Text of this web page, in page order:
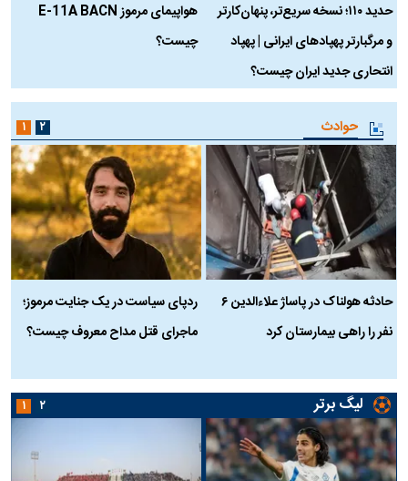
حدید ۱۱۰؛ نسخه سریع‌تر، پنهان‌کارتر
و مرگبارتر پهپادهای ایرانی | پهپاد
انتحاری جدید ایران چیست؟
هواپیمای مرموز E-11A BACN
چیست؟
حوادث
حادثه هولناک در پاساژ علاءالدین ۶
نفر را راهی بیمارستان کرد
ردپای سیاست در یک جنایت مرموز؛
ماجرای قتل مداح معروف چیست؟
۱ ۲
لیگ برتر ۱ ۲